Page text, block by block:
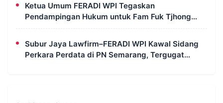
Ketua Umum FERADI WPI Tegaskan
Pendampingan Hukum untuk Fam Fuk Tjhong
Tetap Berjalan, Hormati Proses Penyidikan dan
Subur Jaya Lawfirm–FERADI WPI Kawal Sidang
Perkara Perdata di PN Semarang, Tergugat